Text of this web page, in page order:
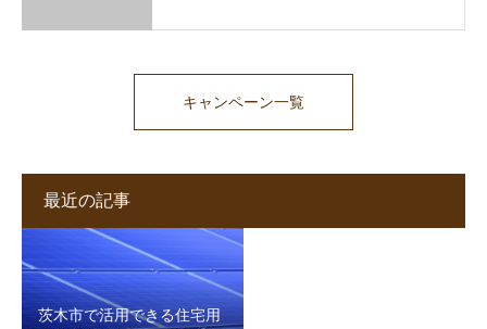
キャンペーン一覧
最近の記事
茨木市で活用できる住宅用